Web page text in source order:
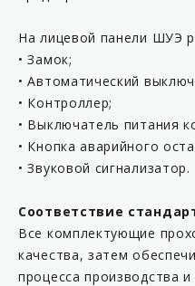
На лицевой панели ШУЭ
• Замок;
• Автоматический
• Контроллер;
• Выключатель питания
• Кнопка аварийного
• Звуковой сигнализатор.
Соответствие
Все комплектующие
качества, затем
процесса производства